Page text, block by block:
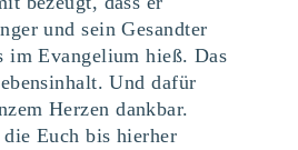
und sein Gesandter
im Evangelium hieß. Das
Und dafür
Herzen dankbar.
Euch bis hierher